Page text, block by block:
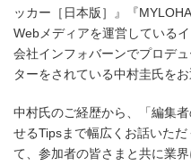
ッカー［日本版］』『
Webメディアを運営している
会社インフォバーンでプロデ
ターをされている中村圭氏をお
中村氏のご経歴から、「編集
せるTipsまで幅広くお話いた
て、参加者の皆さまと共に業